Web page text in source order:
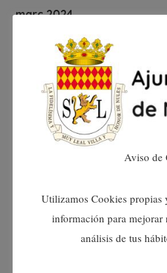
març 2024
febrer 2024
gener 2024
desembre 2023
setembre 2023
Aviso de
Utilizamos Cookies propias
información para mejorar
análisis de tus